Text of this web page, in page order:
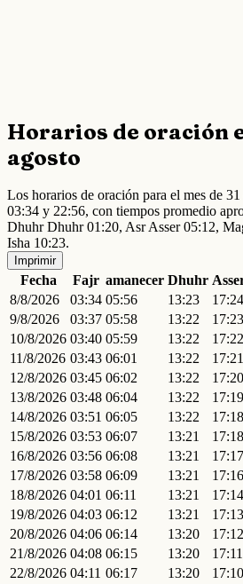
Horarios de oración
agosto
Los horarios de oración para el mes de
03:34 y 22:56, con tiempos promedio
Dhuhr Dhuhr 01:20, Asr Asser 05:12,
Isha 10:23.
Imprimir
Fecha Fajr amanecer Dhuhr
8/8/2026
03:34 05:56 13:23 17:24
9/8/2026
03:37 05:58 13:22 17:23
10/8/2026 03:40 05:59 13:22 17:22
11/8/2026 03:43 06:01 13:22 17:21
12/8/2026 03:45 06:02 13:22 17:20
13/8/2026 03:48 06:04 13:22 17:19
14/8/2026 03:51 06:05 13:22 17:18
15/8/2026 03:53 06:07 13:21 17:18
16/8/2026 03:56 06:08 13:21 17:17
17/8/2026 03:58 06:09 13:21 17:16
18/8/2026 04:01 06:11 13:21 17:14
19/8/2026 04:03 06:12 13:21 17:13
20/8/2026 04:06 06:14 13:20 17:12
21/8/2026 04:08 06:15 13:20 17:11
22/8/2026 04:11 06:17 13:20 17:10